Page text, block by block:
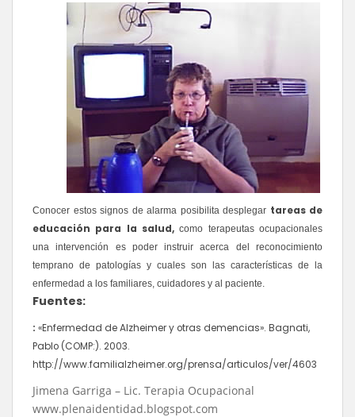
Conocer estos signos de alarma posibilita desplegar tareas de
educación para la salud, como terapeutas ocupacionales
una intervención es poder instruir acerca del reconocimiento
temprano de patologías y cuales son las características de la
enfermedad a los familiares, cuidadores y al paciente.
Fuentes:
: «Enfermedad de Alzheimer y otras demencias». Bagnati,
Pablo (COMP:). 2003.
http://www.familialzheimer.org/prensa/articulos/ver/4603
Jimena Garriga – Lic. Terapia Ocupacional
www.plenaidentidad.blogspot.com